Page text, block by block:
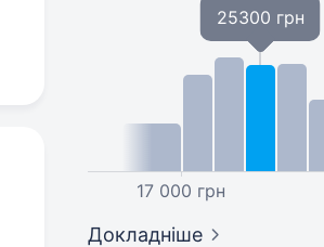
17 000 грн
25300 грн
Докладніше